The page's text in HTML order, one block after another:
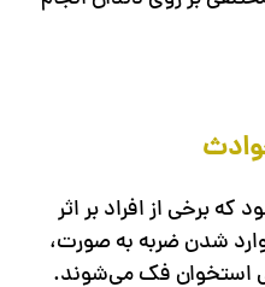
که برخی از افراد بر اثر
شدن ضربه به صورت،
استخوان فک می‌شوند.